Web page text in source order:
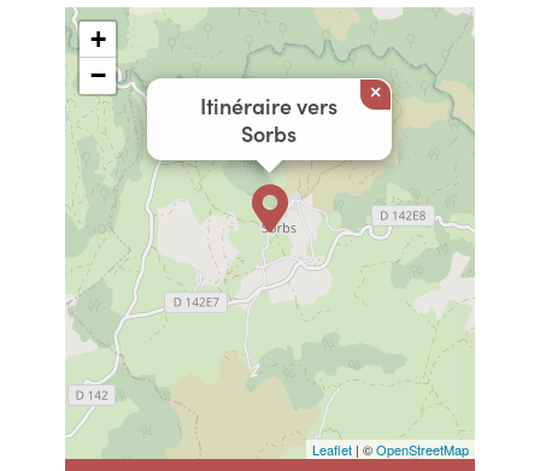
Itinéraire vers
Sorbs
×
+
−
Leaflet | ©OpenStreetMap